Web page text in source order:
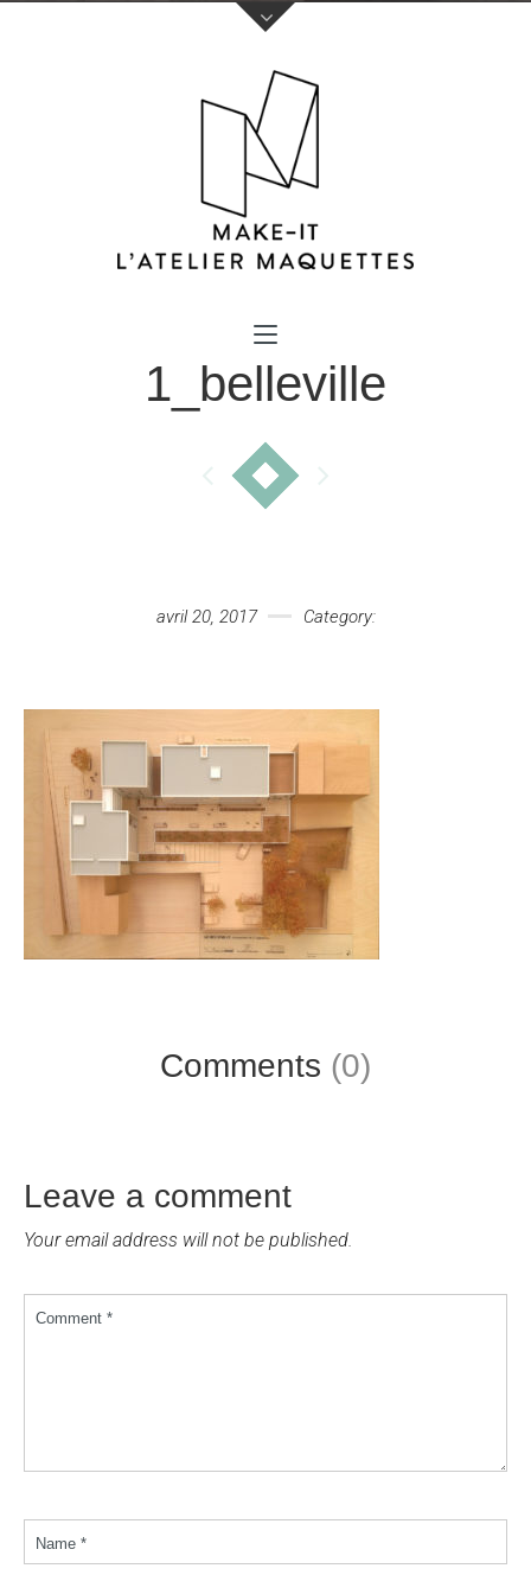
Votre nom (obligatoire)
Votre e-mail (obligatoire)1_belleville
avril 20, 2017 Category:
Comments (0)
Leave a comment
Your email address will not be published.
Comment *
Name *